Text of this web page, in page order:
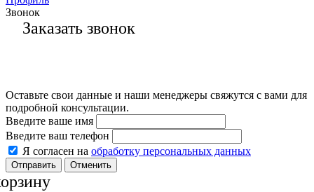
Звонок
Заказать звонок
Оставьте свои данные и наши менеджеры свяжутся с вами для
подробной консультации.
Введите ваше имя
Введите ваш телефон
Я согласен на обработку персональных данных
Отменить